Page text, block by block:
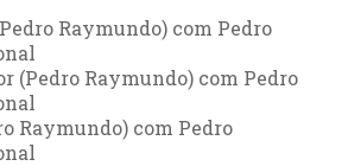
Raymundo) com Pedro
(Pedro Raymundo) com Pedro
Raymundo) com Pedro